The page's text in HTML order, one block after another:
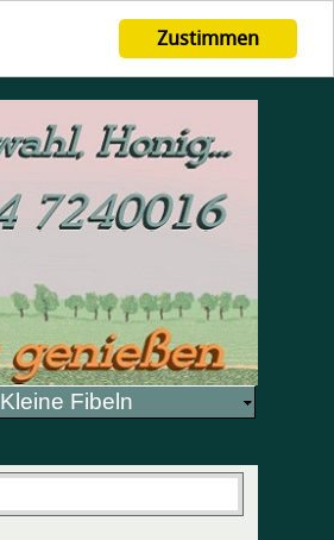
Zustimmen
Kleine Fibeln